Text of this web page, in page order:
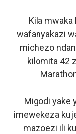
Kila
wafanyakazi
michezo
kilomita 42
Migodi yake
imewekeza
mazoezi ili